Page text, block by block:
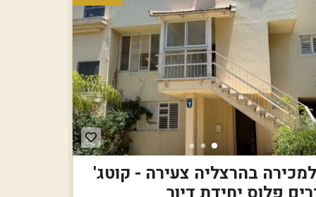
בהרצליה צעירה - קוטג'